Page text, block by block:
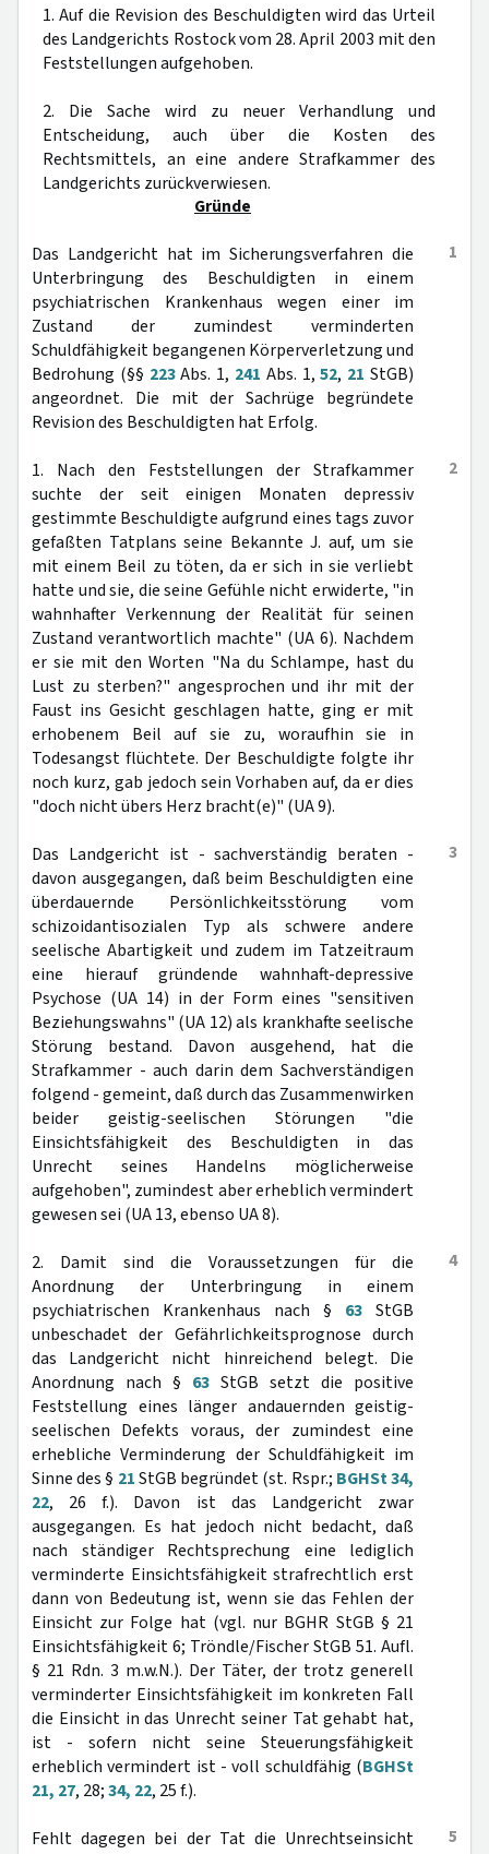
1. Auf die Revision des Beschuldigten wird das Urteil
des Landgerichts Rostock vom 28. April 2003 mit den
Feststellungen aufgehoben.
2. Die Sache wird zu neuer Verhandlung und
Entscheidung, auch über die Kosten des
Rechtsmittels, an eine andere Strafkammer des
Landgerichts zurückverwiesen.
Gründe
1
Das Landgericht hat im Sicherungsverfahren die
Unterbringung des Beschuldigten in einem
psychiatrischen Krankenhaus wegen einer im
Zustand der zumindest verminderten
Schuldfähigkeit begangenen Körperverletzung und
Bedrohung (§§ 223Abs. 1, 241 Abs. 1,52, 21 StGB)
angeordnet. Die mit der Sachrüge begründete
Revision des Beschuldigten hat Erfolg.
2
1. Nach den Feststellungen der Strafkammer
suchte der seit einigen Monaten depressiv
gestimmte Beschuldigte aufgrund eines tags zuvor
gefaßten Tatplans seine Bekannte J. auf, um sie
mit einem Beil zu töten, da er sich in sie verliebt
hatte und sie, die seine Gefühle nicht erwiderte, "in
wahnhafter Verkennung der Realität für seinen
Zustand verantwortlich machte" (UA 6). Nachdem
er sie mit den Worten "Na du Schlampe, hast du
Lust zu sterben?" angesprochen und ihr mit der
Faust ins Gesicht geschlagen hatte, ging er mit
erhobenem Beil auf sie zu, woraufhin sie in
Todesangst flüchtete. Der Beschuldigte folgte ihr
noch kurz, gab jedoch sein Vorhaben auf, da er dies
"doch nicht übers Herz bracht(e)" (UA 9).
3
Das Landgericht ist - sachverständig beraten -
davon ausgegangen, daß beim Beschuldigten eine
überdauernde Persönlichkeitsstörung vom
schizoidantisozialen Typ als schwere andere
seelische Abartigkeit und zudem im Tatzeitraum
eine hierauf gründende wahnhaft-depressive
Psychose (UA 14) in der Form eines "sensitiven
Beziehungswahns" (UA 12) als krankhafte seelische
Störung bestand. Davon ausgehend, hat die
Strafkammer - auch darin dem Sachverständigen
folgend - gemeint, daß durch das Zusammenwirken
beider geistig-seelischen Störungen "die
Einsichtsfähigkeit des Beschuldigten in das
Unrecht seines Handelns möglicherweise
aufgehoben", zumindest aber erheblich vermindert
gewesen sei (UA 13, ebenso UA 8).
4
2. Damit sind die Voraussetzungen für die
Anordnung der Unterbringung in einem
psychiatrischen Krankenhaus nach § 63 StGB
unbeschadet der Gefährlichkeitsprognose durch
das Landgericht nicht hinreichend belegt. Die
Anordnung nach § 63 StGB setzt die positive
Feststellung eines länger andauernden geistig-
seelischen Defekts voraus, der zumindest eine
erhebliche Verminderung der Schuldfähigkeit im
Sinne des § 21StGB begründet (st. Rspr.; BGHSt 34,
22, 26 f.). Davon ist das Landgericht zwar
ausgegangen. Es hat jedoch nicht bedacht, daß
nach ständiger Rechtsprechung eine lediglich
verminderte Einsichtsfähigkeit strafrechtlich erst
dann von Bedeutung ist, wenn sie das Fehlen der
Einsicht zur Folge hat (vgl. nur BGHR StGB § 21
Einsichtsfähigkeit 6; Tröndle/Fischer StGB 51. Aufl.
§ 21 Rdn. 3 m.w.N.). Der Täter, der trotz generell
verminderter Einsichtsfähigkeit im konkreten Fall
die Einsicht in das Unrecht seiner Tat gehabt hat,
ist - sofern nicht seine Steuerungsfähigkeit
erheblich vermindert ist - voll schuldfähig (BGHSt
21, 27, 28;34, 22, 25 f.).
5
Fehlt dagegen bei der Tat die Unrechtseinsicht